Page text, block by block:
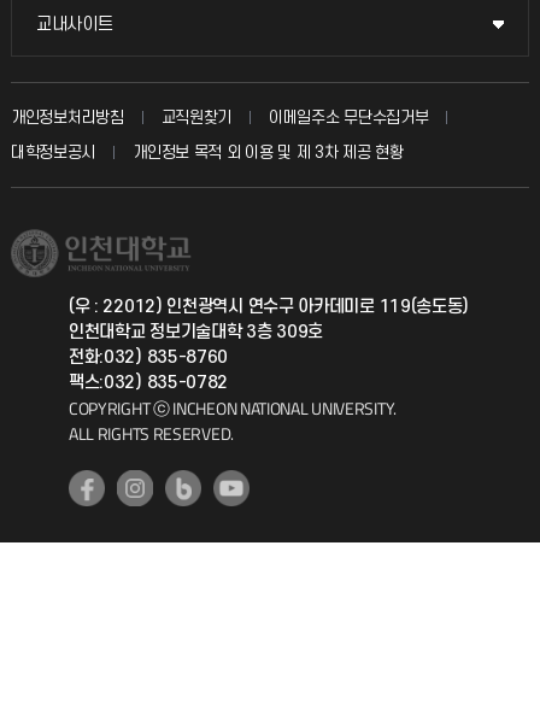
입학안내
취업정보(학생)
칭찬마당
학생서비스 지킴이
국방헬프콜
총동문회
교내사이트
교내사이트
교수회
교육혁신본부
국제지원과
공자아카데미
기초교육원
개인정보처리방침 교직원찾기
이메일주소 무단수집거부
대학정보공시
개인정보 목적 외 이용 및 제 3차 제공 현황
(우 : 22012) 인천광역시 연수구 아카데미로 119(송도동)
인천대학교 정보기술대학 3층 309호
전화:032) 835-8760
팩스:032) 835-0782
COPYRIGHT ⓒ INCHEON NATIONAL UNIVERSITY.
ALL RIGHTS RESERVED.